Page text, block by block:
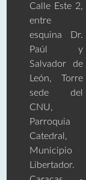
Calle Este 2,
entre
esquina Dr.
Paúl y
Salvador de
León, Torre
sede del
CNU,
Parroquia
Catedral,
Municipio
Libertador.